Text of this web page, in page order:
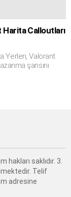
Calloutları
Yerleri, Valorant
şansını
saklıdır. 3.
Telif
adresine